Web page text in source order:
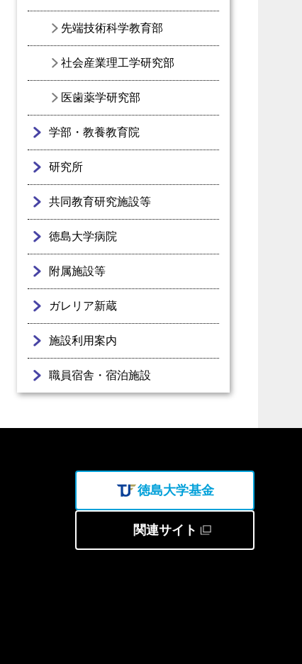
先端技術科学教育部
社会産業理工学研究部
医歯薬学研究部
学部・教養教育院
研究所
共同教育研究施設等
徳島大学病院
附属施設等
ガレリア新蔵
施設利用案内
職員宿舎・宿泊施設
徳島大学基金
関連サイト